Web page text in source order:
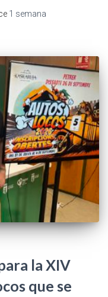
1 semana
la XIV
que se